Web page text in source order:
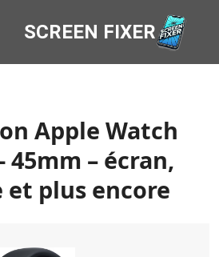
SCREEN FIXER
Apple Watch
45mm – écran,
plus encore